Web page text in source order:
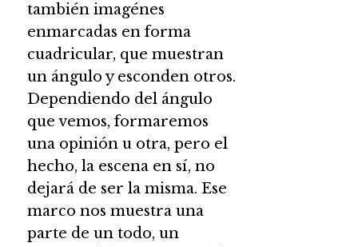
también imagénes
enmarcadas en forma
cuadricular, que muestran
un ángulo y esconden otros.
Dependiendo del ángulo
que vemos, formaremos
una opinión u otra, pero el
hecho, la escena en sí, no
dejará de ser la misma. Ese
marco nos muestra una
parte de un todo, un